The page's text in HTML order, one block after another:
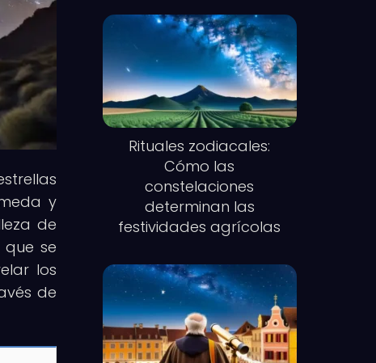
y
de
se
los
de
Rituales zodiacales:
Cómo las
constelaciones
determinan las
festividades agrícolas